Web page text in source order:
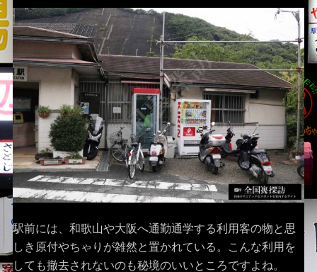
駅前には、和歌山や大阪へ通勤通学する利用客の物と思
しき原付やちゃりが雑然と置かれている。こんな利用を
しても撤去されないのも秘境のいいところですよね。